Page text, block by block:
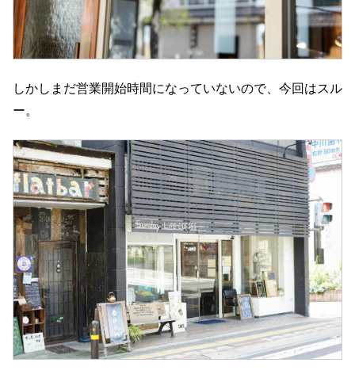
しかしまだ営業開始時間になっていないので、今回はスル
ー。